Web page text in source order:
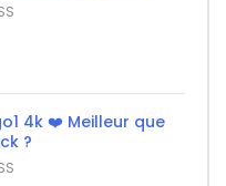
4k ❤️ Meilleur que
?